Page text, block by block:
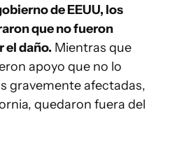
de EEUU, los
que no fueron
el daño. Mientras que
apoyo que no lo
gravemente afectadas,
quedaron fuera del